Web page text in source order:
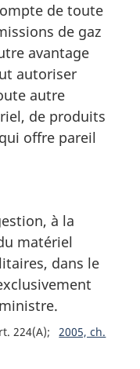
de toute
de gaz
avantage
autoriser
autre
de produits
offre pareil
à la
matériel
dans le
224(A)
2005, ch.